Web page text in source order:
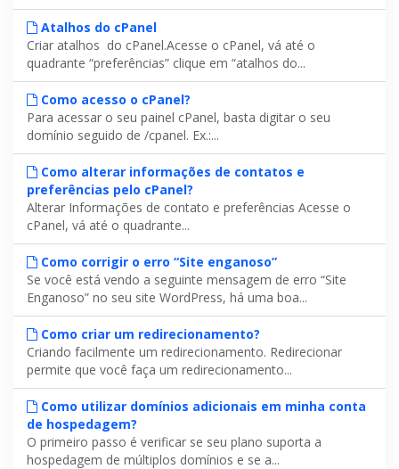
Atalhos do cPanel
Criar atalhos do cPanel.Acesse o cPanel, vá até o
quadrante “preferências” clique em “atalhos do...
Como acesso o cPanel?
Para acessar o seu painel cPanel, basta digitar o seu
domínio seguido de /cpanel. Ex.:...
Como alterar informações de contatos e
preferências pelo cPanel?
Alterar Informações de contato e preferências Acesse o
cPanel, vá até o quadrante...
Como corrigir o erro “Site enganoso”
Se você está vendo a seguinte mensagem de erro “Site
Enganoso” no seu site WordPress, há uma boa...
Como criar um redirecionamento?
Criando facilmente um redirecionamento. Redirecionar
permite que você faça um redirecionamento...
Como utilizar domínios adicionais em minha conta
de hospedagem?
O primeiro passo é verificar se seu plano suporta a
hospedagem de múltiplos domínios e se a...